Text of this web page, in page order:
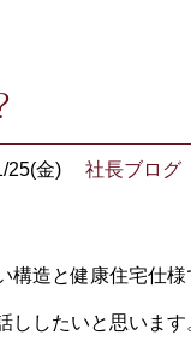
25(金) 社長ブログ
造と健康住宅仕様
ししたいと思いま